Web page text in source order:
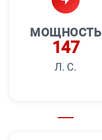
МОЩНОСТЬ
147
Л. С.